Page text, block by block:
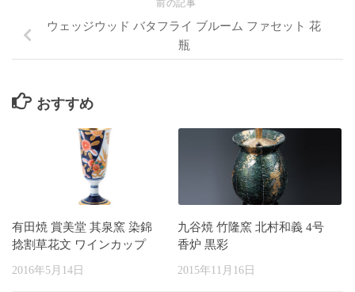
前の記事
ウェッジウッド バタフライ ブルーム ファセット 花
瓶
おすすめ
有田焼 賞美堂 其泉窯 染錦
捻割草花文 ワインカップ
2016年5月14日
九谷焼 竹隆窯 北村和義 4号
香炉 黒彩
2015年11月16日